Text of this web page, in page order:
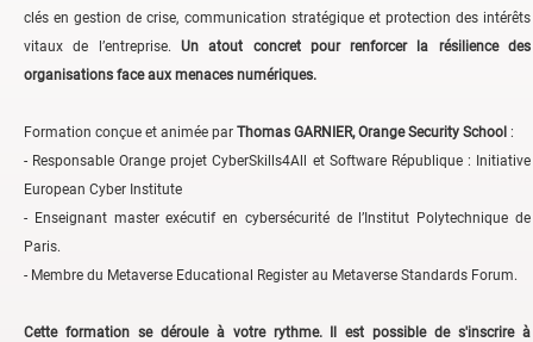
clés en gestion de crise, communication stratégique et protection des intérêts
vitaux de l’entreprise. Un atout concret pour renforcer la résilience des
organisations face aux menaces numériques.
Formation conçue et animée par Thomas GARNIER, Orange Security School :
- Responsable Orange projet CyberSkills4All et Software République : Initiative
European Cyber Institute
- Enseignant master exécutif en cybersécurité de l’Institut Polytechnique de
Paris.
- Membre du Metaverse Educational Register au Metaverse Standards Forum.
Cette formation se déroule à votre rythme. Il est possible de s'inscrire à